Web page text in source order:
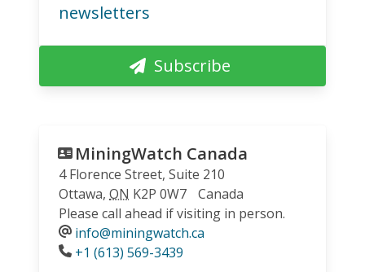
newsletters
Subscribe
MiningWatch Canada
4 Florence Street, Suite 210
Ottawa, ON K2P 0W7
Canada
Please call ahead if visiting in person.
info@miningwatch.ca
Phone
+1 (613) 569-3439